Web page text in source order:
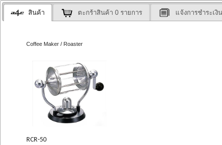
สินค้า ตะกร้าสินค้า0 รายการ แจ้งการชำระเงิ
Coffee Maker / Roaster
RCR-50